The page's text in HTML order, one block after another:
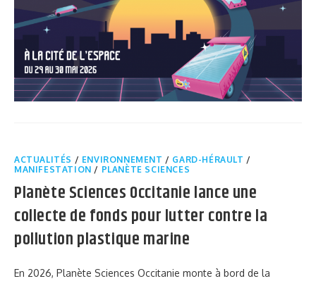
ACTUALITÉS / ENVIRONNEMENT / GARD-HÉRAULT /
MANIFESTATION / PLANÈTE SCIENCES
Planète Sciences Occitanie lance une
collecte de fonds pour lutter contre la
pollution plastique marine
En 2026, Planète Sciences Occitanie monte à bord de la